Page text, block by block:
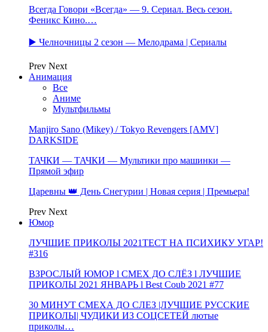
Всегда Говори «Всегда» — 9. Сериал. Весь сезон.
Феникс Кино.…
▶️ Челночницы 2 сезон — Мелодрама | Сериалы
Prev Next
Анимация
Все
Аниме
Мультфильмы
Manjiro Sano (Mikey) / Tokyo Revengers [AMV]
DARKSIDE
ТАЧКИ — ТАЧКИ — Мультики про машинки —
Прямой эфир
Царевны 👑 День Снегурии | Новая серия | Премьера!
Prev Next
Юмор
ЛУЧШИЕ ПРИКОЛЫ 2021ТЕСТ НА ПСИХИКУ УГАР!
#316
ВЗРОСЛЫЙ ЮМОР l СМЕХ ДО СЛЁЗ l ЛУЧШИЕ
ПРИКОЛЫ 2021 ЯНВАРЬ l Best Coub 2021 #77
30 МИНУТ СМЕХА ДО СЛЕЗ |ЛУЧШИЕ РУССКИЕ
ПРИКОЛЫ| ЧУДИКИ ИЗ СОЦСЕТЕЙ лютые
приколы…